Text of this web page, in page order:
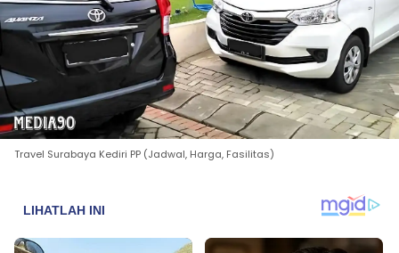
Travel Surabaya Kediri PP (Jadwal, Harga, Fasilitas)